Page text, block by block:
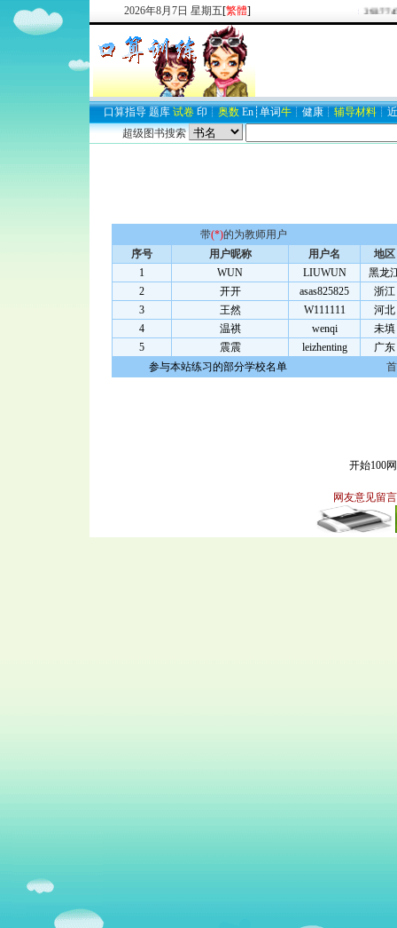
2026年8月 7日 星期五[繁體]
口算指导 题库 试卷 印 ┊ 奥数 En ┊ 单词牛 ┊ 健康 ┊ 辅导材料 ┊
超级图书搜索
带(*)的为教师用户
序号
用户昵称 用户名
地区
1
WUN LIUWUN
黑龙
2
开开 asas825825
浙江
3
王然 W111111
河北
4
温祺 wenqi
未填
5
震震 leizhenting
广东
参与本站练习的部分学校名单
开始100
网友意见留